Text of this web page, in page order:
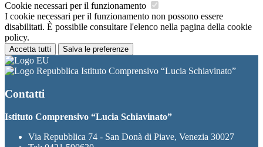
Cookie necessari per il funzionamento
I cookie necessari per il funzionamento non possono essere
disabilitati. È possibile consultare l'elenco nella pagina della cookie
policy.
Accetta tutti Salva le preferenze
Istituto Comprensivo “Lucia Schiavinato”
Contatti
Istituto Comprensivo “Lucia Schiavinato”
Via Repubblica 74 - San Donà di Piave, Venezia 30027